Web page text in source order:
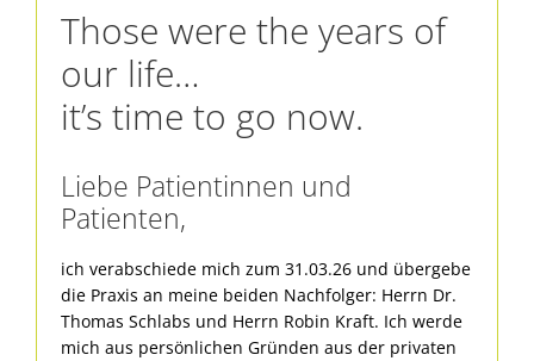
Those were the years of
our life…
it’s time to go now.
Liebe Patientinnen und
Patienten,
ich verabschiede mich zum 31.03.26 und übergebe
die Praxis an meine beiden Nachfolger: Herrn Dr.
Thomas Schlabs und Herrn Robin Kraft. Ich werde
mich aus persönlichen Gründen aus der privaten